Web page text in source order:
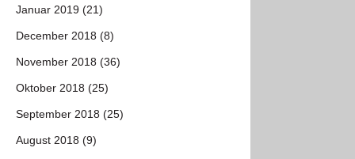
Januar 2019 (21)
December 2018 (8)
November 2018 (36)
Oktober 2018 (25)
September 2018 (25)
August 2018 (9)